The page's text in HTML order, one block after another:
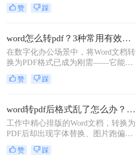
关重要的技能。那么word文档怎么转
换pdf呢？
以确保在不同设备和软件上的格式一
致性。那么docx怎么转换成pdf呢？本
方法。
赞 踩
word怎么转pdf？3种常用有效方法！
在数字化办公场景中，将Word文档转
换为PDF格式已成为刚需——它能确
保文档格式稳定、防止篡改，同时便
于跨平台共享与打印。那么word怎么
告干扰的转换方案，精选3种被百度
搜索收录率高的方法。每个步骤均经
实测验证，附带操作图标指引，助你
10分钟内搞定转换，避免踩坑！
赞 踩
word转pdf后格式乱了怎么办？5种高效修复方法（2026实测指南）
工作中精心排版的Word文档，转换为
PDF后却出现字体替换、图片跑偏、
表格错位、页数增多等"排版灾难"，
不仅影响专业形象，更可能因格式问
赞 踩